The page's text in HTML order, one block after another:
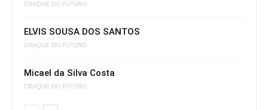
CRAQUE DO FUTURO
ELVIS SOUSA DOS SANTOS
CRAQUE DO FUTURO
Micael da Silva Costa
CRAQUE DO FUTURO